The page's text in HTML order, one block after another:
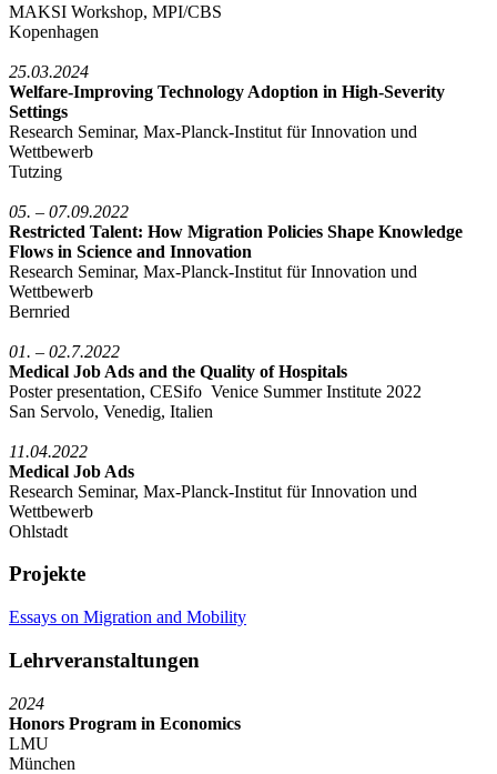
MAKSI Workshop, MPI/CBS
Kopenhagen
25.03.2024
Welfare-Improving Technology Adoption in High-Severity
Settings
Research Seminar, Max-Planck-Institut für Innovation und
Wettbewerb
Tutzing
05. – 07.09.2022
Restricted Talent: How Migration Policies Shape Knowledge
Flows in Science and Innovation
Research Seminar, Max-Planck-Institut für Innovation und
Wettbewerb
Bernried
01. – 02.7.2022
Medical Job Ads and the Quality of Hospitals
Poster presentation, CESifo Venice Summer Institute 2022
San Servolo, Venedig, Italien
11.04.2022
Medical Job Ads
Research Seminar, Max-Planck-Institut für Innovation und
Wettbewerb
Ohlstadt
Projekte
Essays on Migration and Mobility
Lehrveranstaltungen
2024
Honors Program in Economics
LMU
München